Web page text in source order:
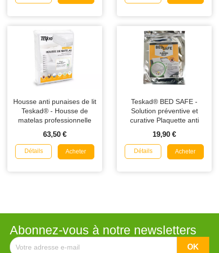
Housse anti punaises de lit
Teskad® - Housse de
matelas professionnelle
63,50 €
Détails Acheter
Teskad® BED SAFE -
Solution préventive et
curative Plaquette anti
19,90 €
Détails Acheter
Abonnez-vous à notre newsletters